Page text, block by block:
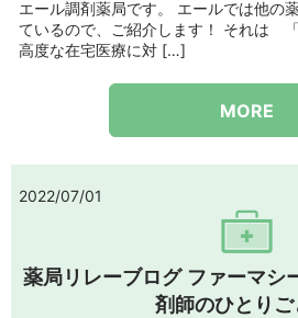
エール調剤薬局です。 エールでは他の
ているので、ご紹介します！ それは 「
高度な在宅医療に対 […]
MORE
2022/07/01
薬局リレーブログ ファーマシ
剤師のひとりご